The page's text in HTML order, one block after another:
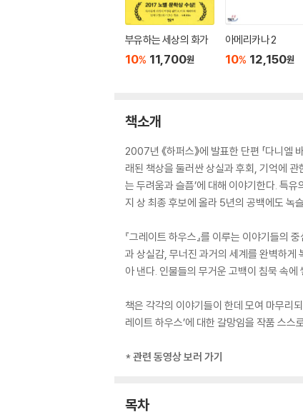
부유하는 세상의 화가
10% 11,700원
아메리카나 2
10% 12,150원
책소개
2007년 《하퍼스》에 발표한 단편 「다니
래된 책상을 둘러싼 상실과 후회, 기억에
는 두려움과 슬픔’에 대해 이야기한다. 특
지 상 최종 후보에 올라 5년의 공백에도 녹
『그레이트 하우스』를 이루는 이야기들의
과 상실감, 무너진 과거의 세계를 완벽하게
아 낸다. 인물들의 무거운 고백이 침묵 속
책은 각각의 이야기들이 한데 모여 마무리
레이트 하우스’에 대한 갈망임을 작품 스
*관련 동영상 보러 가기
목차